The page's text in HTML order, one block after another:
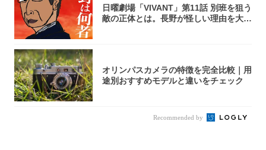
日曜劇場「VIVANT」第11話 別班を狙う
敵の正体とは。長野が怪しい理由を大
オリンパスカメラの特徴を完全比較｜用
途別おすすめモデルと違いをチェック
Recommended by